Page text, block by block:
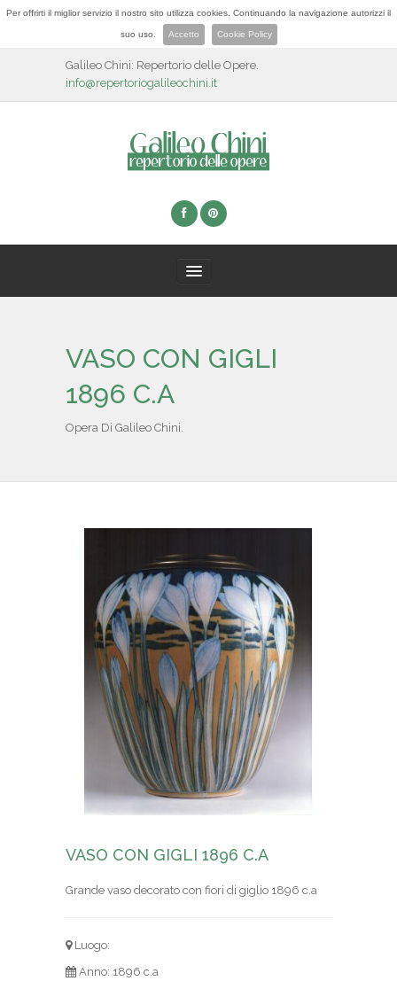
Per offrirti il miglior servizio il nostro sito utilizza cookies. Continuando la navigazione autorizzi il
suo uso. Accetto Cookie Policy
Galileo Chini: Repertorio delle Opere.
info@repertoriogalileochini.it
BIOGRAFIA
IL REPERTORIO
CONTATTI
VASO CON GIGLI
1896 C.A
Opera Di Galileo Chini.
VASO CON GIGLI 1896 C.A
Grande vaso decorato con fiori di giglio 1896 c.a
Luogo:
Anno: 1896 c.a